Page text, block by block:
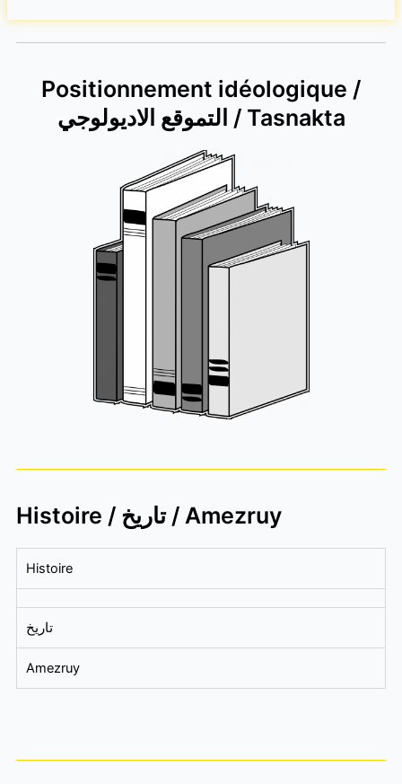
Positionnement idéologique /
التموقع الاديولوجي / Tasnakta
Histoire / تاريخ / Amezruy
Histoire
تاريخ
Amezruy